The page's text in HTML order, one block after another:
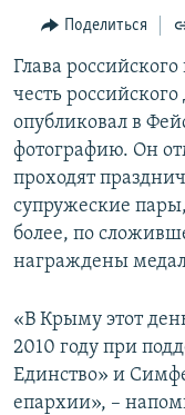
Вернутся
поиску
ИНТЕРАКТИВ
ИНФОГРАФИКА
ТЕЛЕПРОЕКТ
СОВЕТЫ
ПРОПАВШИЕ БЕЗ
ПОБЕДИТЕЛЕЙ НЕ
ELIFBE
УКРАИНСКАЯ
РАДІО СВОБОДА
КАК ОБОЙТИ
Українською
Qırımtatar
ПРИСОЕДИНЯЙТЕСЬ!
Все сайты RFE/
Поделиться
Глава
честь
опубликовал в
фотографию. Он
проходят
супружеские
более, по
награждены
«В Крыму этот
2010 году при
Единство» и
епархии», –